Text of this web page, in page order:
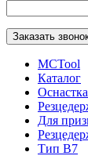
Заказать
MCTool
Каталог
Для
Тип B7